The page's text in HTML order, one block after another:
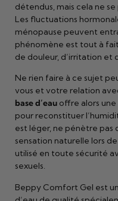
détendus, mais cela ne
Les fluctuations
ménopause peuvent
phénomène est tout à
de douleur, d’irritation et
Ne rien faire à ce sujet
vous et votre relation
base d’eau offre alors
pour reconstituer
est léger, ne pénètre pas
sensation naturelle lors
utilisé en toute sécurité
sexuels.
Beppy Comfort Gel est